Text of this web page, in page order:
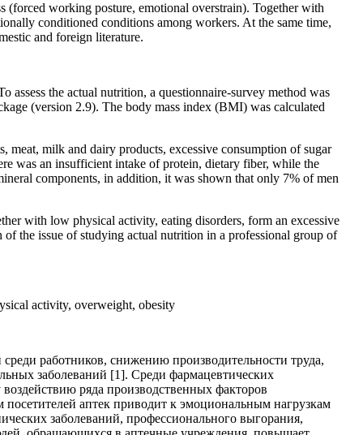
(forced working posture, emotional overstrain). Together with
conditioned conditions among workers. At the same time,
and foreign literature.
the actual nutrition, a questionnaire-survey method was
(version 2.9). The body mass index (BMI) was calculated
milk and dairy products, excessive consumption of sugar
was an insufficient intake of protein, dietary fiber, while the
components, in addition, it was shown that only 7% of men
with low physical activity, eating disorders, form an excessive
the issue of studying actual nutrition in a professional group of
activity, overweight, obesity
работников, снижению производительности труда,
заболеваний [1]. Среди фармацевтических
ряда производственных факторов
аптек приводит к эмоциональным нагрузкам
заболеваний, профессионального выгорания,